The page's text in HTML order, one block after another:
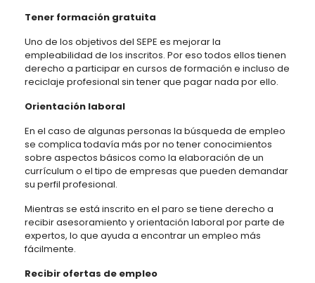
Tener formación gratuita
Uno de los objetivos del SEPE es mejorar la
empleabilidad de los inscritos. Por eso todos ellos tienen
derecho a participar en cursos de formación e incluso de
reciclaje profesional sin tener que pagar nada por ello.
Orientación laboral
En el caso de algunas personas la búsqueda de empleo
se complica todavía más por no tener conocimientos
sobre aspectos básicos como la elaboración de un
currículum o el tipo de empresas que pueden demandar
su perfil profesional.
Mientras se está inscrito en el paro se tiene derecho a
recibir asesoramiento y orientación laboral por parte de
expertos, lo que ayuda a encontrar un empleo más
fácilmente.
Recibir ofertas de empleo